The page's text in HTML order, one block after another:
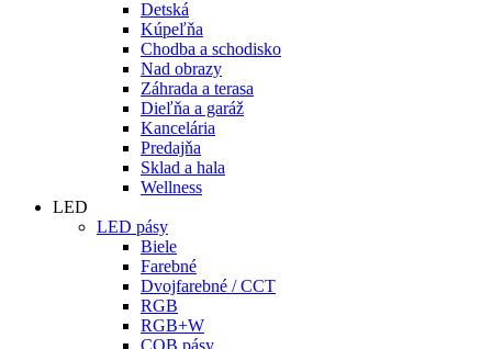
Detská
Kúpeľňa
Chodba a schodisko
Nad obrazy
Záhrada a terasa
Dieľňa a garáž
Kancelária
Predajňa
Sklad a hala
Wellness
LED
LED pásy
Biele
Farebné
Dvojfarebné / CCT
RGB
RGB+W
COB pásy